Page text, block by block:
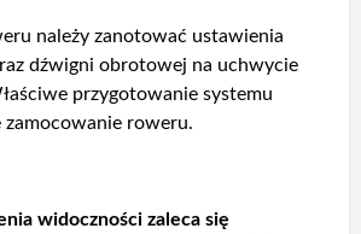
należy zanotować ustawienia
dźwigni obrotowej na uchwycie
przygotowanie systemu
zamocowanie roweru.
widoczności zaleca się